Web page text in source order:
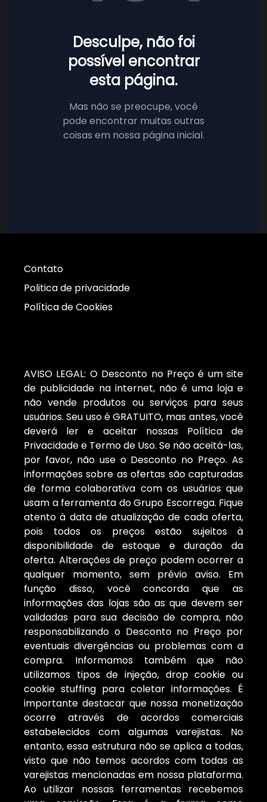
Desculpe, não foi
possível encontrar
esta página.
Mas não se preocupe, você
pode encontrar muitas outras
coisas em nossa página inicial.
Contato
Politica de privacidade
Política de Cookies
AVISO LEGAL: O Desconto no Preço é um site
de publicidade na internet, não é uma loja e
não vende produtos ou serviços para seus
usuários. Seu uso é GRATUITO, mas antes, você
deverá ler e aceitar nossas Política de
Privacidade e Termo de Uso. Se não aceitá-las,
por favor, não use o Desconto no Preço. As
informações sobre as ofertas são capturadas
de forma colaborativa com os usuários que
usam a ferramenta do Grupo Escorrega. Fique
atento à data de atualização de cada oferta,
pois todos os preços estão sujeitos à
disponibilidade de estoque e duração da
oferta. Alterações de preço podem ocorrer a
qualquer momento, sem prévio aviso. Em
função disso, você concorda que as
informações das lojas são as que devem ser
validadas para sua decisão de compra, não
responsabilizando o Desconto no Preço por
eventuais divergências ou problemas com a
compra. Informamos também que não
utilizamos tipos de injeção, drop cookie ou
cookie stuffing para coletar informações. É
importante destacar que nossa monetização
ocorre através de acordos comerciais
estabelecidos com algumas varejistas. No
entanto, essa estrutura não se aplica a todas,
visto que não temos acordos com todas as
varejistas mencionadas em nossa plataforma.
Ao utilizar nossas ferramentas recebemos